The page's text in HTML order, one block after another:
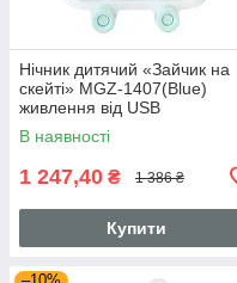
Нічник дитячий «Зайчик на
скейті» MGZ-1407(Blue)
живлення від USB
В наявності
1 247,40 ₴ 1 386 ₴
Купити